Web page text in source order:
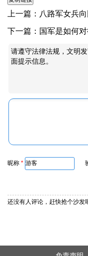
上一篇： 八路军女兵
真相大家恍然大悟
下一篇： 国军是如何
请遵守法律法规，文明
面提示信息。
昵称 * 验
还没有人评论，赶快抢个沙发